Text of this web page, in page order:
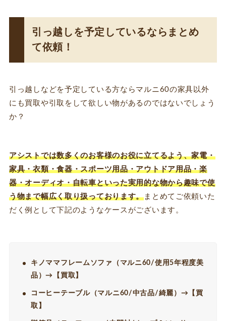
引っ越しを予定しているならまとめ
て依頼！
引っ越しなどを予定している方ならマルニ60の家具以外
にも買取や引取をして欲しい物があるのではないでしょう
か？
アシストでは数多くのお客様のお役に立てるよう、家電・
家具・衣類・食器・スポーツ用品・アウトドア用品・楽
器・オーディオ・自転車といった実用的な物から趣味で使
う物まで幅広く取り扱っております。 まとめてご依頼いた
だく例として下記のようなケースがございます。
キノママフレームソファ（マルニ60/使用5年程度美
品）→【買取】
コーヒーテーブル（マルニ60/中古品/綺麗）→【買
取】